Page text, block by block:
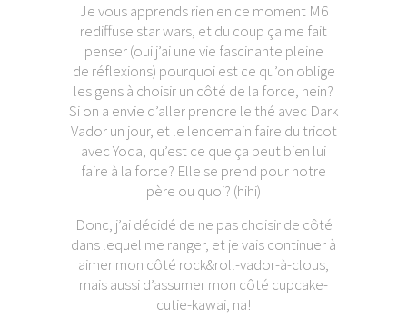
Je vous apprends rien en ce moment M6
rediffuse star wars, et du coup ça me fait
penser (oui j’ai une vie fascinante pleine
de réflexions) pourquoi est ce qu’on oblige
les gens à choisir un côté de la force, hein?
Si on a envie d’aller prendre le thé avec Dark
Vador un jour, et le lendemain faire du tricot
avec Yoda, qu’est ce que ça peut bien lui
faire à la force? Elle se prend pour notre
père ou quoi? (hihi)
Donc, j’ai décidé de ne pas choisir de côté
dans lequel me ranger, et je vais continuer à
aimer mon côté rock&roll-vador-à-clous,
mais aussi d’assumer mon côté cupcake-
cutie-kawai, na!